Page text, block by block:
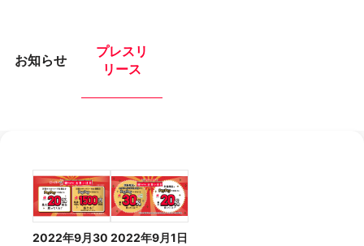
お知らせ
プレスリ
リース
2022年9月30 2022年9月1日